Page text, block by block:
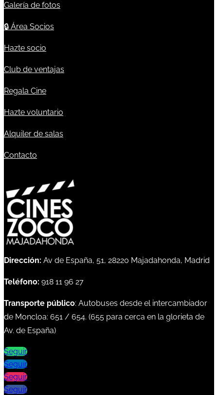
Galería de fotos
🔒 Área Socios
Hazte socio
Club de ventajas
Regala Cine
Hazte voluntario
Alquiler de salas
Contacto
Dirección: Av de España, 51, 28220 Majadahonda, Madrid
Teléfono: 918 11 96 27
Transporte público: Autobuses desde el intercambiador
de Moncloa: 651 / 654. (655 para cerca en la glorieta de
Av. de España)
Seguir
Seguir
Seguir
Seguir